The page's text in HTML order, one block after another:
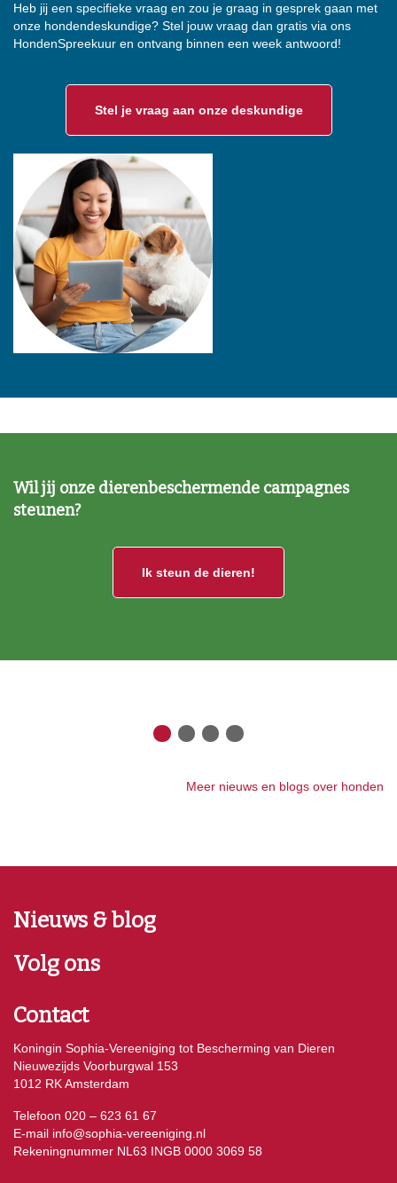
Heb jij een specifieke vraag en zou je graag in gesprek gaan met
onze hondendeskundige? Stel jouw vraag dan gratis via ons
HondenSpreekuur en ontvang binnen een week antwoord!
Stel je vraag aan onze deskundige
Wil jij onze dierenbeschermende campagnes
steunen?
Ik steun de dieren!
Meer nieuws en blogs over honden
Nieuws & blog
Volg ons
Contact
Koningin Sophia-Vereeniging tot Bescherming van Dieren
Nieuwezijds Voorburgwal 153
1012 RK Amsterdam
Telefoon 020 – 623 61 67
E-mail info@sophia-vereeniging.nl
Rekeningnummer NL63 INGB 0000 3069 58